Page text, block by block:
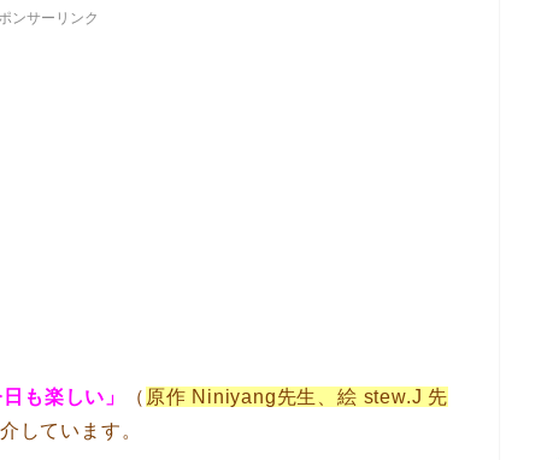
ンサーリンク
も楽しい」 （ 原作 Niniyang先生、絵 stew.J 先
しています。